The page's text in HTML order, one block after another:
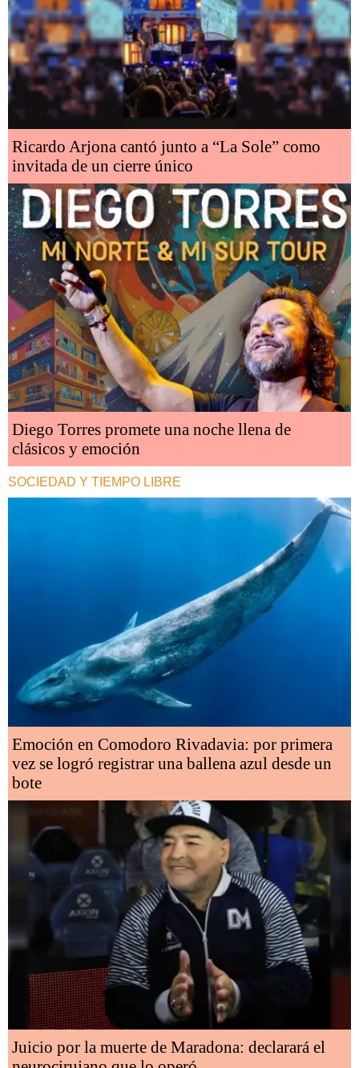
Ricardo Arjona cantó junto a “La Sole” como
invitada de un cierre único
Diego Torres promete una noche llena de
clásicos y emoción
SOCIEDAD Y TIEMPO LIBRE
Emoción en Comodoro Rivadavia: por primera
vez se logró registrar una ballena azul desde un
bote
Juicio por la muerte de Maradona: declarará el